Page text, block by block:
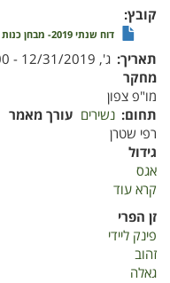
קובץ
דוח שנתי 2019- מבחן כנות תפוח ואגס
תאריך ג', 12/31/2019 - 12:00
מחקר
מו"פ צפון
תחום נשירים עורך מאמר
רפי שטרן
גידול
אגס
קרא עוד
זן הפרי
פינק ליידי
זהוב
גאלה